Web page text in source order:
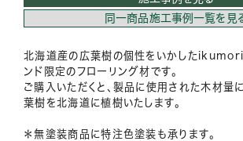
同一商品施工事例一覧を見
北海道産の広葉樹の個性をいかしたikumori
ンド限定のフローリング材です。
ご購入いただくと、製品に使用された木材量
葉樹を北海道に植樹いたします。
＊無塗装商品に特注色塗装も承ります。